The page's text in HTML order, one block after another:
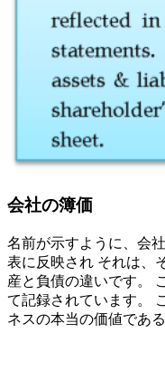
会社の簿価
名前が示すように、会
表に反映され それは、
産と負債の違いです。
て記録されています。
ネスの本当の価値である